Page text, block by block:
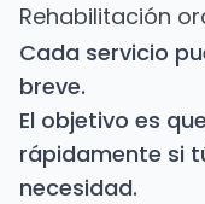
Rehabilitación
Cada servicio
breve.
El objetivo es
rápidamente si
necesidad.